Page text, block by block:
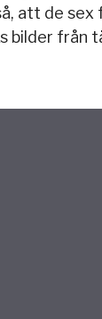
att de
bilder från